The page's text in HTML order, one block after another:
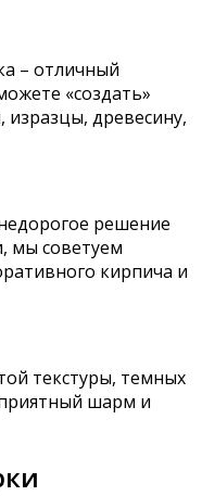
– отличный
«создать»
древесину,
решение
мы советуем
кирпича и
текстуры, темных
шарм и